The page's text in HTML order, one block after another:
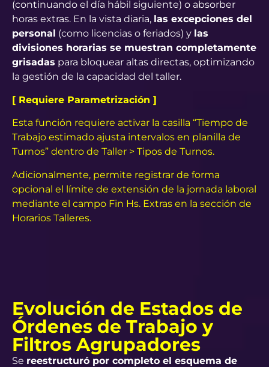
(continuando el día hábil siguiente) o absorber
horas extras. En la vista diaria, las excepciones del
personal (como licencias o feriados) y las
divisiones horarias se muestran completamente
grisadas para bloquear altas directas, optimizando
la gestión de la capacidad del taller.
[ Requiere Parametrización ]
Esta función requiere activar la casilla “Tiempo de
Trabajo estimado ajusta intervalos en planilla de
Turnos” dentro de Taller > Tipos de Turnos.
Adicionalmente, permite registrar de forma
opcional el límite de extensión de la jornada laboral
mediante el campo Fin Hs. Extras en la sección de
Horarios Talleres.
Evolución de Estados de
Órdenes de Trabajo y
Filtros Agrupadores
Se reestructuró por completo el esquema de